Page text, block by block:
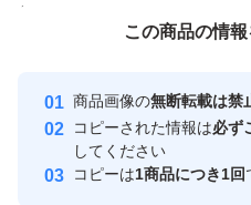
【特別説明（必ずご確認く
各商品につきましては、で
付与しています
安心取引出品者
取引実績
この商品の情
商品画像の無断転載は禁
コピーされた情報は必ず
してください
コピーは1商品につき1回
この商品をみている人にオス